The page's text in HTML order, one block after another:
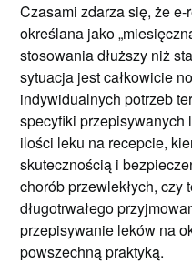
Czasami zdarza się, że
określana jako
stosowania dłuższy niż
sytuacja jest całkowicie
indywidualnych potrzeb
specyfiki przepisywanych
ilości leku na recepcie,
skutecznością i
chorób przewlekłych, czy
długotrwałego
przepisywanie leków na
powszechną praktyką.